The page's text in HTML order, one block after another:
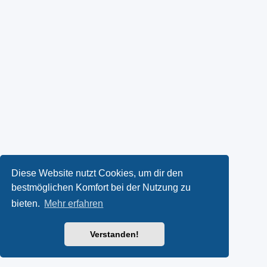
Diese Website nutzt Cookies, um dir den
bestmöglichen Komfort bei der Nutzung zu
bieten. Mehr erfahren
Verstanden!